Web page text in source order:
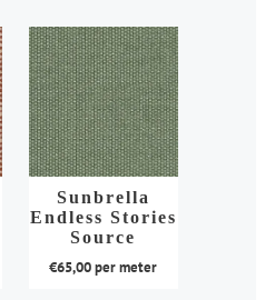
product
heeft
meerdere
variaties.
Deze
optie
gekozen
Sunbrella
Endless Stories
Source
€65,00per meter